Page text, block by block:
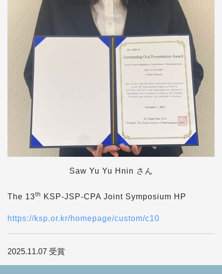
Saw Yu Yu Hnin さん
The 13th KSP-JSP-CPA Joint Symposium HP
https://ksp.or.kr/homepage/custom/c10
2025.11.07 受賞